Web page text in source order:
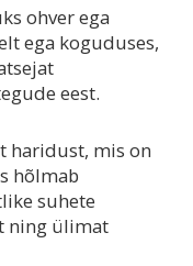
ohver ega
ega koguduses,
eest.
haridust, mis on
hõlmab
suhete
ning ülimat